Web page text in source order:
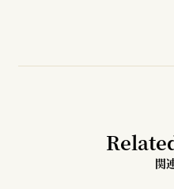
関